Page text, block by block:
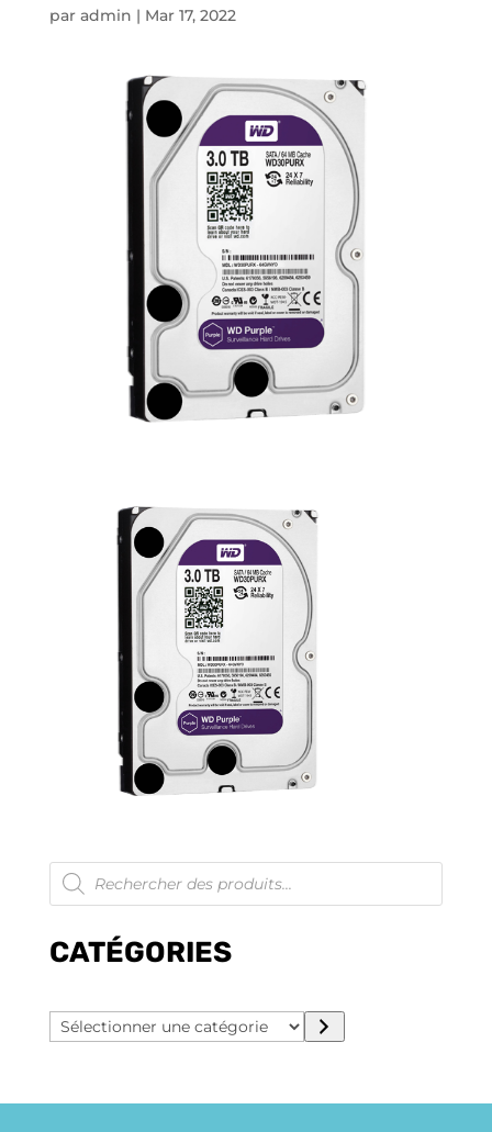
par admin | Mar 17, 2022
Recherche
de
produits
CATÉGORIES
Sélectionner
une